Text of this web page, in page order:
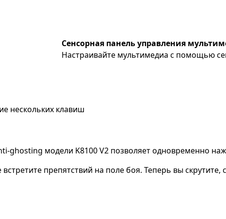
Сенсорная панель управления
Настраивайте мультимедиа с помощью
нескольких клавиш
ghosting модели K8100 V2 позволяет одновременно
препятствий на поле боя. Теперь вы скрутите,